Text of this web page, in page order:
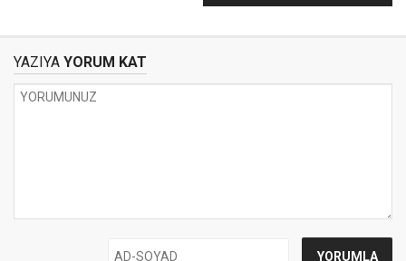
giderken bir ulema
YAZIYA YORUM KAT